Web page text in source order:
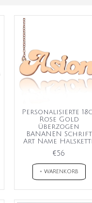
Personalisierte
Rose Gold
überzogen
BANANEN Schrift
Art Name
€56
+ WARENKORB